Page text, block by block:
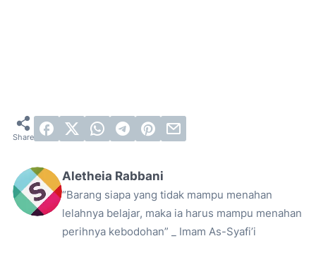
Aletheia Rabbani
“Barang siapa yang tidak mampu menahan
lelahnya belajar, maka ia harus mampu menahan
perihnya kebodohan” _ Imam As-Syafi’i